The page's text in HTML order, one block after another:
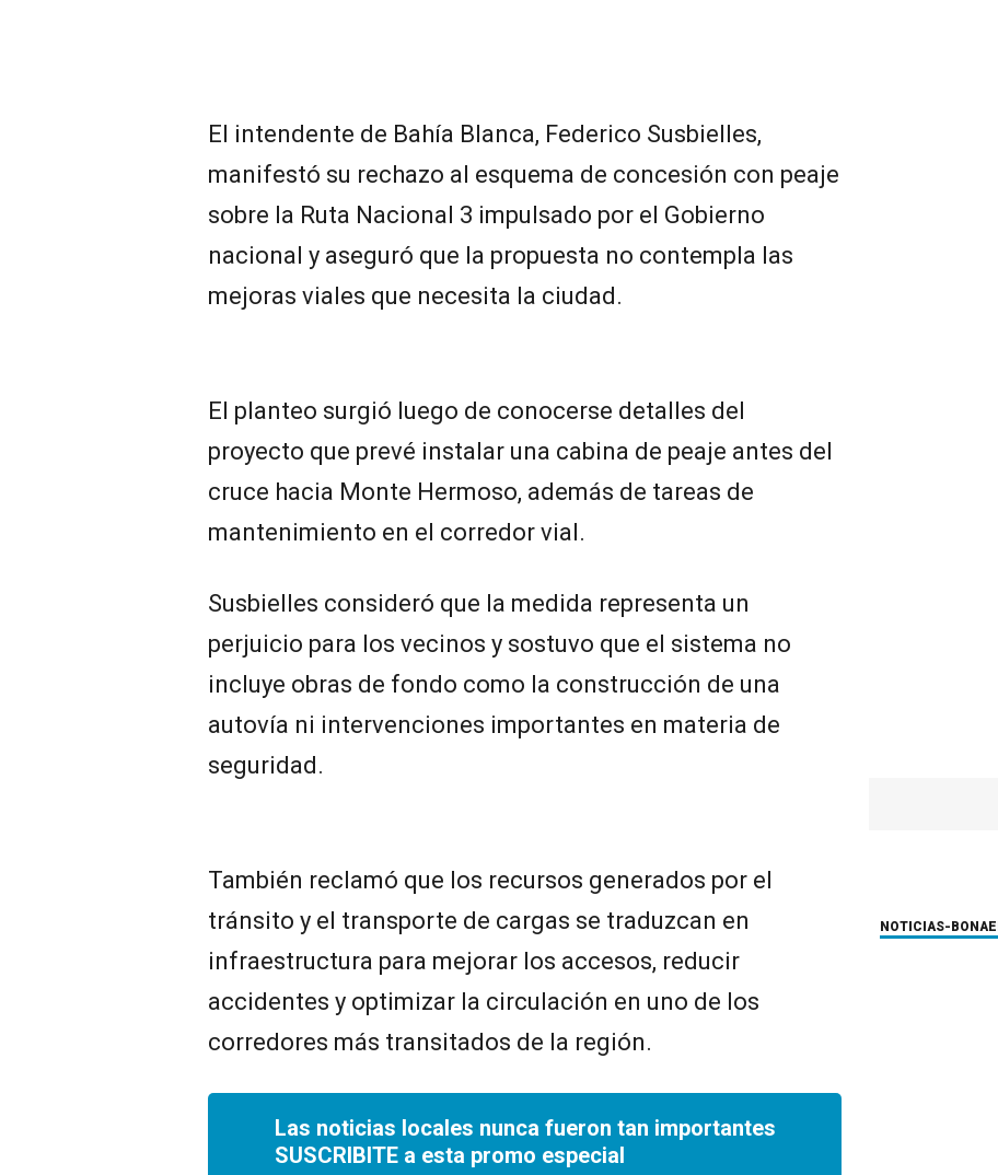
El intendente de Bahía Blanca, Federico Susbielles,
manifestó su rechazo al esquema de concesión con peaje
sobre la Ruta Nacional 3 impulsado por el Gobierno
nacional y aseguró que la propuesta no contempla las
mejoras viales que necesita la ciudad.
El planteo surgió luego de conocerse detalles del
proyecto que prevé instalar una cabina de peaje antes del
cruce hacia Monte Hermoso, además de tareas de
mantenimiento en el corredor vial.
Susbielles consideró que la medida representa un
perjuicio para los vecinos y sostuvo que el sistema no
incluye obras de fondo como la construcción de una
autovía ni intervenciones importantes en materia de
seguridad.
También reclamó que los recursos generados por el
tránsito y el transporte de cargas se traduzcan en
infraestructura para mejorar los accesos, reducir
accidentes y optimizar la circulación en uno de los
corredores más transitados de la región.
Las noticias locales nunca fueron tan importantes
SUSCRIBITE a esta promo especial
NOTICIAS-